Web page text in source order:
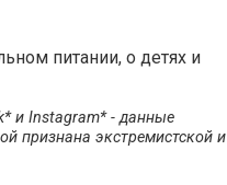
питании, о детях и
и Instagram* - данные
признана экстремистской и